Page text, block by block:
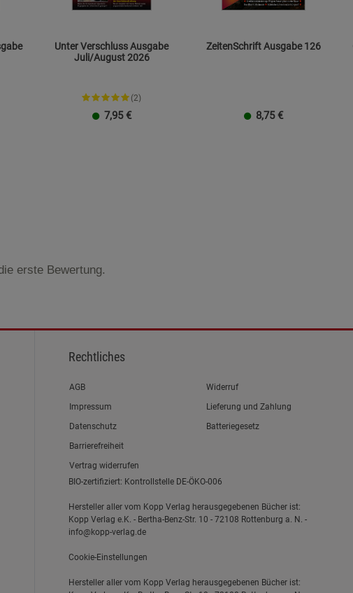
Unter Verschluss Ausgabe
Juli/August 2026
(2)
7,95 €
ZeitenSchrift Ausgabe 126
8,75 €
erste Bewertung.
Rechtliches
Link zum/zur
AGB
Link zum/zur
Impressum
Link zum/zur
Datenschutz
Link zum/zur
Barrierefreiheit
Vertrag widerrufen
Widerruf
Lieferung und Zahlung
Batteriegesetz
BIO-zertifiziert: Kontrollstelle DE-ÖKO-006
Hersteller aller vom Kopp Verlag herausgegebenen Bücher ist:
Kopp Verlag e.K. - Bertha-Benz-Str. 10 - 72108 Rottenburg a. N. -
info@kopp-verlag.de
Cookie-Einstellungen
Hersteller aller vom Kopp Verlag herausgegebenen Bücher ist: